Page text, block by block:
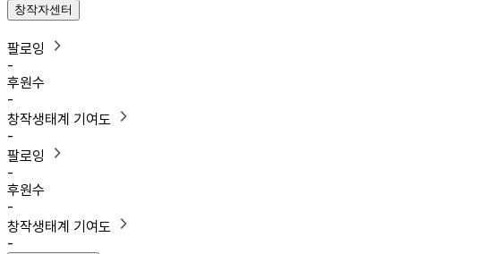
창작자센터
팔로잉
-
후원수
-
창작생태계 기여도
-
팔로잉
-
후원수
-
창작생태계 기여도
-